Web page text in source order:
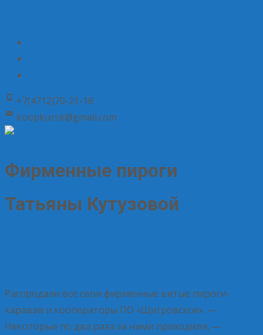
+7(4712)70-21-18
koopkursk@gmail.com
Фирменные пироги
Татьяны Кутузовой
Распродали все свои фирменные витые пироги-
караваи и кооператоры ПО «Щигровское». —
Некоторые по два раза за ними приходили, —